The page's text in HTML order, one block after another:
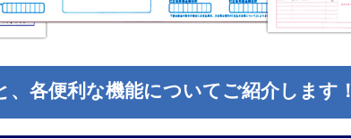
、各便利な機能についてご紹介します！